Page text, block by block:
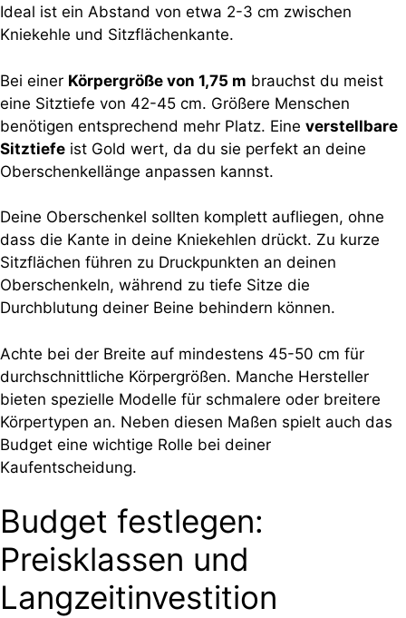
Ideal ist ein Abstand von etwa 2-3 cm zwischen
Kniekehle und Sitzflächenkante.
Bei einer Körpergröße von 1,75 m brauchst du meist
eine Sitztiefe von 42-45 cm. Größere Menschen
benötigen entsprechend mehr Platz. Eine verstellbare
Sitztiefe ist Gold wert, da du sie perfekt an deine
Oberschenkellänge anpassen kannst.
Deine Oberschenkel sollten komplett aufliegen, ohne
dass die Kante in deine Kniekehlen drückt. Zu kurze
Sitzflächen führen zu Druckpunkten an deinen
Oberschenkeln, während zu tiefe Sitze die
Durchblutung deiner Beine behindern können.
Achte bei der Breite auf mindestens 45-50 cm für
durchschnittliche Körpergrößen. Manche Hersteller
bieten spezielle Modelle für schmalere oder breitere
Körpertypen an. Neben diesen Maßen spielt auch das
Budget eine wichtige Rolle bei deiner
Kaufentscheidung.
Budget festlegen:
Preisklassen und
Langzeitinvestition